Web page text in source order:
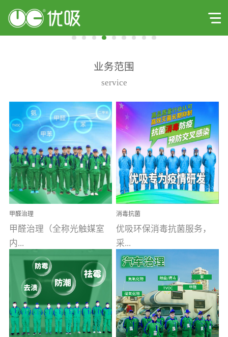
业务范围
service
甲醛治理
甲醛治理（全称光触媒室
内...
空气污染净化治理）工业
文明的进步，创造了多姿
多彩的家居产品和生活情
调，但也带来了以甲醛为
消毒抗菌
优吸环保消毒抗菌服务，
采...
用行业公认奥维牌消毒
液，具备杀死人体冠状病
毒的功效，杀菌率
99.99%。相对于传统消毒